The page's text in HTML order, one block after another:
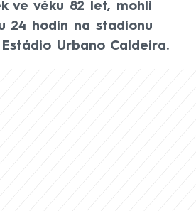
ve věku 82 let, mohli
24 hodin na stadionu
Urbano Caldeira.